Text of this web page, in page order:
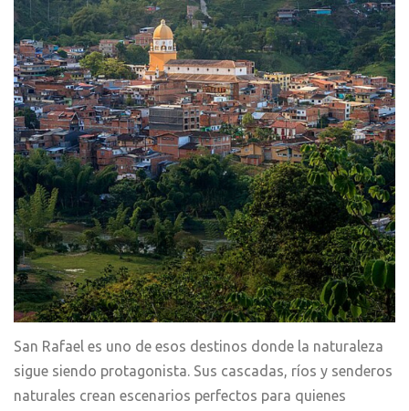
San Rafael es uno de esos destinos donde la naturaleza
sigue siendo protagonista. Sus cascadas, ríos y senderos
naturales crean escenarios perfectos para quienes